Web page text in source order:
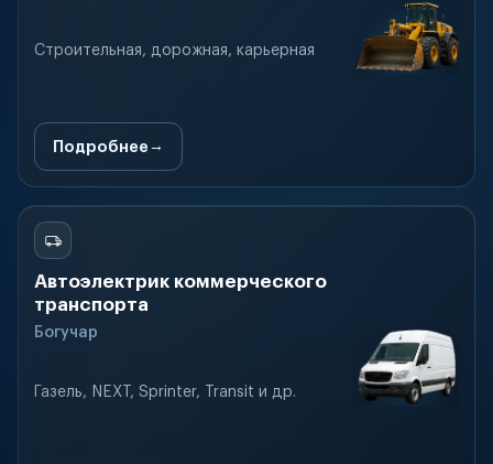
Строительная, дорожная, карьерная
Подробнее
Автоэлектрик коммерческого
транспорта
Богучар
Газель, NEXT, Sprinter, Transit и др.